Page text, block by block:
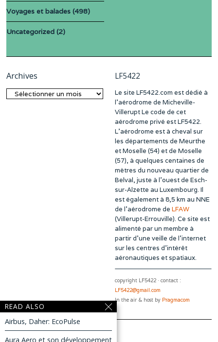
Voyages et balades (498)
Uncategorized (2)
Archives
Archives
LF5422
Le site LF5422.com est dédié à
l’aérodrome de Micheville-
Villerupt Le code de cet
aérodrome privé est LF5422.
L’aérodrome est à cheval sur
les départements de Meurthe
et Moselle (54) et de Moselle
(57), à quelques centaines de
mètres du nouveau quartier de
Belval, juste à l’ouest de Esch-
sur-Alzette au Luxembourg. Il
est également à 8,5 km au NNE
de l’aérodrome de LFAW
(Villerupt-Errouville). Ce site est
alimenté par un membre à
partir d’une veille de l’internet
sur les centres d’intérêt
aéronautiques et spatiaux.
copyright LF5422 · contact :
LF5422@gmail.com
In the air & host by Pragmacom
READ ALSO
Airbus, Daher: EcoPulse
Aura Aero et son développement